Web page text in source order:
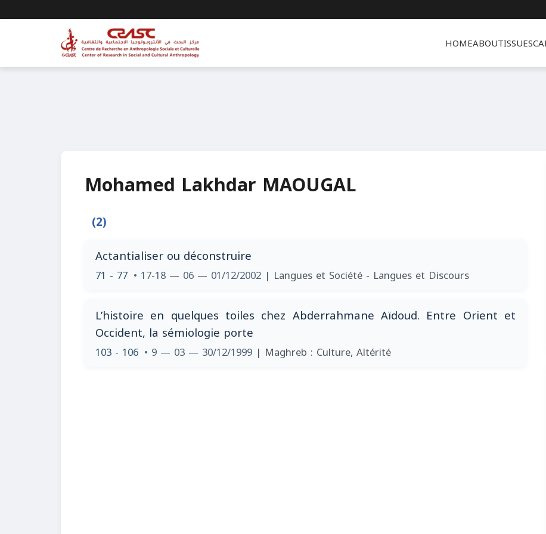
HOMEABOUTISSUES
Mohamed Lakhdar MAOUGAL
(2)
Actantialiser ou déconstruire
71 - 77 • 17-18 — 06 — 01/12/2002 | Langues et Société - Langues et Discours
L’histoire en quelques toiles chez Abderrahmane Aïdoud. Entre Orient et
Occident, la sémiologie porte
103 - 106 • 9 — 03 — 30/12/1999 | Maghreb : Culture, Altérité